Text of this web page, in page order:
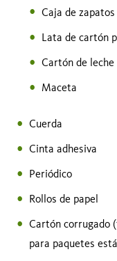
Caja de zapatos
Lata de cartón
Cartón de leche
Maceta
Cuerda
Cinta adhesiva
Periódico
Rollos de papel
Cartón corrugado
para paquetes